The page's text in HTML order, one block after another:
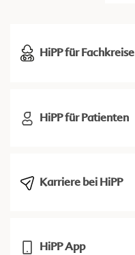
HiPP für Fachkreise
HiPP für Patienten
Karriere bei HiPP
HiPP App